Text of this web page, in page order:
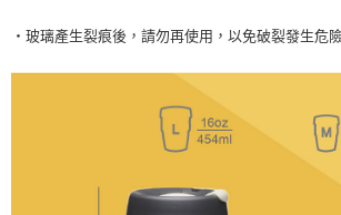
‧玻璃產生裂痕後，請勿再使用，以免破裂發生危